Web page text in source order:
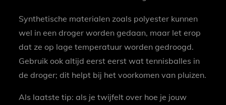
Synthetische materialen zoals polyester kunnen
wel in een droger worden gedaan, maar let erop
dat ze op lage temperatuur worden gedroogd.
Gebruik ook altijd eerst eerst wat tennisballes in
de droger; dit helpt bij het voorkomen van pluizen.
Als laatste tip: als je twijfelt over hoe je jouw